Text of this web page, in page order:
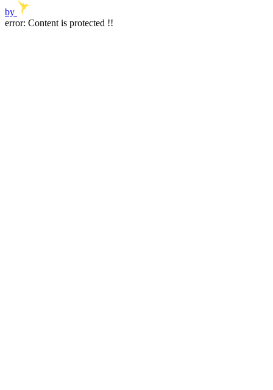
by
error: Content is protected !!